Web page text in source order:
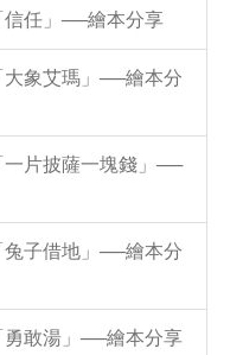
信任」──繪本分享
象艾瑪」──繪本分
一片披薩一塊錢」──
子借地」──繪本分
勇敢湯」──繪本分享